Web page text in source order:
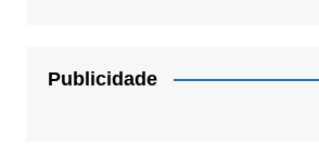
Publicidade